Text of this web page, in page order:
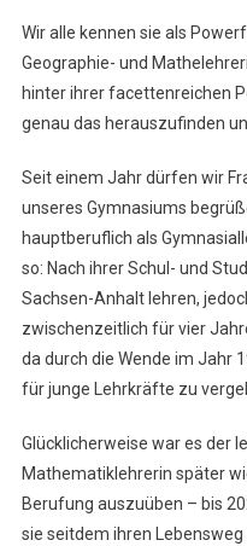
Wir alle kennen sie als
Geographie- und
hinter ihrer facettenreichen
genau das herauszufinden
Seit einem Jahr dürfen wir
unseres Gymnasiums
hauptberuflich als
so: Nach ihrer Schul- und
Sachsen-Anhalt lehren,
zwischenzeitlich für vier
da durch die Wende im Jahr
für junge Lehrkräfte zu
Glücklicherweise war es der
Mathematiklehrerin später
Berufung auszuüben – bis
sie seitdem ihren